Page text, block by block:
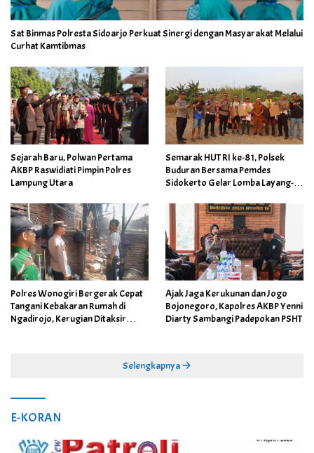
Sat Binmas Polresta Sidoarjo Perkuat Sinergi dengan Masyarakat Melalui
Curhat Kamtibmas
Sejarah Baru, Polwan Pertama
AKBP Raswidiati Pimpin Polres
Lampung Utara
Semarak HUT RI ke-81, Polsek
Buduran Bersama Pemdes
Sidokerto Gelar Lomba Layang-
Polres Wonogiri Bergerak Cepat
Tangani Kebakaran Rumah di
Ngadirojo, Kerugian Ditaksir
Ajak Jaga Kerukunan dan Jogo
Bojonegoro, Kapolres AKBP Yenni
Diarty Sambangi Padepokan PSHT
Selengkapnya
E-KORAN